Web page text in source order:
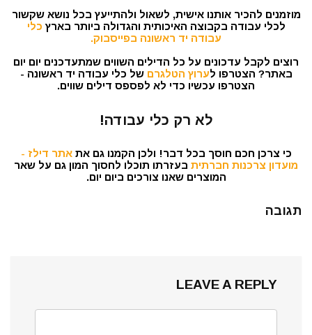
מוזמנים להכיר אותנו אישית, לשאול ולהתייעץ בכל נושא שקשור
לכלי עבודה בקבוצה האיכותית והגדולה ביותר בארץ כלי
עבודה יד ראשונה בפייסבוק.
רוצים לקבל עדכונים על כל הדילים השווים שמתעדכנים יום יום
באתר? הצטרפו לערוץ הטלגרם של כלי עבודה יד ראשונה -
הצטרפו עכשיו כדי לא לפספס דילים שווים.
לא רק כלי עבודה!
כי צרכן חכם חוסך בכל דבר! ולכן הקמנו גם אתאתר דילז -
מועדון צרכנות חברתית בעזרתו תוכלו לחסוך המון גם על שאר
המוצרים שאנו צורכים ביום יום.
תגובה
LEAVE A REPLY